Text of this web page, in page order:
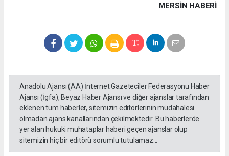
MERSIN HABERİ
Anadolu Ajansı (AA) İnternet Gazeteciler Federasyonu Haber
Ajansı (İgfa), Beyaz Haber Ajansı ve diğer ajanslar tarafından
eklenen tüm haberler, sitemizin editörlerinin müdahalesi
olmadan ajans kanallarından çekilmektedir. Bu haberlerde
yer alan hukuki muhataplar haberi geçen ajanslar olup
sitemizin hiç bir editörü sorumlu tutulamaz...